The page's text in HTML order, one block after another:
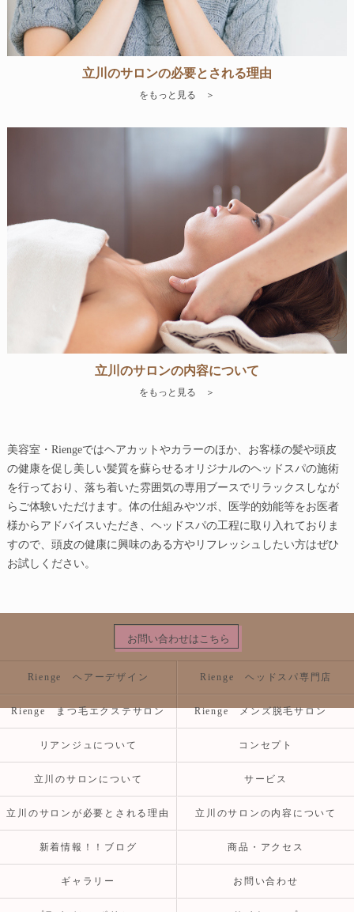
立川のサロンの必要とされる理由
をもっと見る ＞
立川のサロンの内容について
をもっと見る ＞
美容室・Riengeではヘアカットやカラーのほか、お客様の髪や頭皮
の健康を促し美しい髪質を蘇らせるオリジナルのヘッドスパの施術
を行っており、落ち着いた雰囲気の専用ブースでリラックスしなが
らご体験いただけます。体の仕組みやツボ、医学的効能等をお医者
様からアドバイスいただき、ヘッドスパの工程に取り入れておりま
すので、頭皮の健康に興味のある方やリフレッシュしたい方はぜひ
お試しください。
お問い合わせはこちら
Rienge ヘアーデザイン Rienge ヘッドスパ専門店
Rienge まつ毛エクステサロン Rienge メンズ脱毛サロン
リアンジュについて コンセプト
立川のサロンについて サービス
立川のサロンが必要とされる理由 立川のサロンの内容について
新着情報！！ブログ 商品・アクセス
ギャラリー お問い合わせ